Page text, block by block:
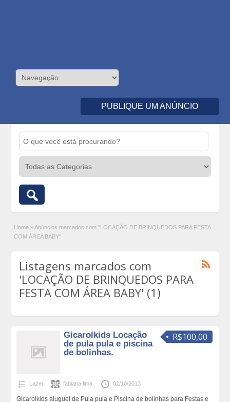
PUBLIQUE UM ANÚNCIO
Home » Anúncios marcados com "LOCAÇÃO DE BRINQUEDOS PARA FESTA
COM ÁREA BABY"
Listagens marcados com
'LOCAÇÃO DE BRINQUEDOS PARA
FESTA COM ÁREA BABY' (1)
R$100,00
Gicarolkids Locação
de pula pula e piscina
de bolinhas.
Lazer fabiana lima 01/10/2013
Gicarolkids aluguel de Pula pula e Piscina de bolinhas para Festas e